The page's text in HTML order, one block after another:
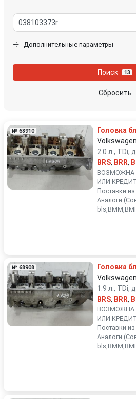
Mazda
Nissan
SEAT
Smart
Subaru
Дополнительные параметры
Поиск 13
Сбросить
№ 68910
Головка
2.0 л., TDi,
BRS, BRR,
ВОЗМОЖНА
ИЛИ
Поставки
Аналоги
№ 68908
Головка
1.9 л., TDi,
BRS, BRR,
ВОЗМОЖНА
ИЛИ
Поставки
Аналоги